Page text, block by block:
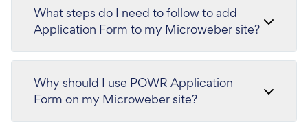
What steps do I need to follow to add
Application Form to my Microweber site?
Why should I use POWR Application
Form on my Microweber site?